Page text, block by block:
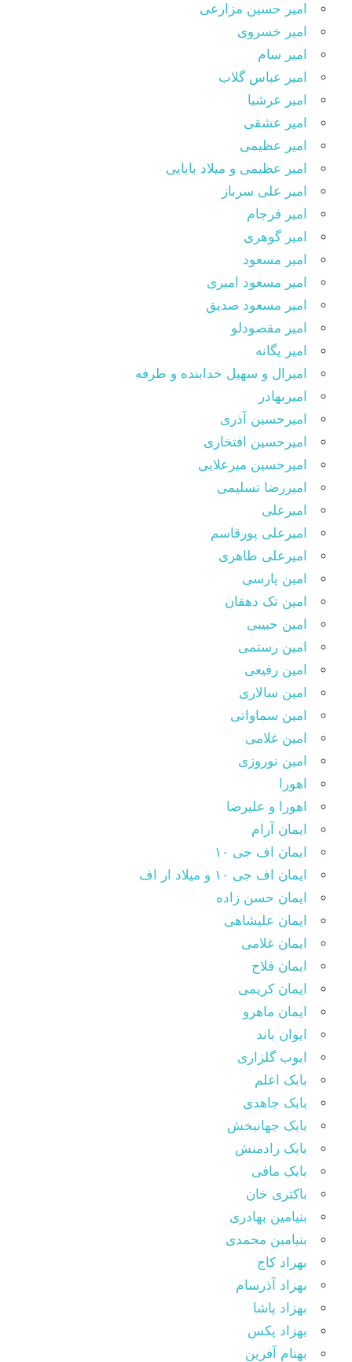
امیر حسین مزارعی
امیر خسروی
امیر سام
امیر عباس گلاب
امیر عرشیا
امیر عشقی
امیر عظیمی
امیر عظیمی و میلاد بابایی
امیر علی سرباز
امیر فرجام
امیر گوهری
امیر مسعود
امیر مسعود امیری
امیر مسعود صدیق
امیر مقصودلو
امیر یگانه
امیرال و سهیل خدابنده و طرفه
امیربهادر
امیرحسین آذری
امیرحسین افتخاری
امیرحسین میرعلایی
امیررضا تسلیمی
امیرعلی
امیرعلی پورقاسم
امیرعلی طاهری
امین پارسی
امین تک دهقان
امین حبیبی
امین رستمی
امین رفیعی
امین سالاری
امین سماواتی
امین غلامی
امین نوروزی
اهورا
اهورا و علیرضا
ایمان آرام
ایمان اف جی ۱۰
ایمان اف جی ۱۰ و میلاد ار اف
ایمان حسن زاده
ایمان علیشاهی
ایمان غلامی
ایمان فلاح
ایمان کریمی
ایمان ماهرو
ایوان باند
ایوب گلزاری
بابک اعلم
بابک جاهدی
بابک جهانبخش
بابک رادمنش
بابک مافی
باکتری خان
بنیامین بهادری
بنیامین محمدی
بهراد کاج
بهزاد آذرسام
بهزاد پاشا
بهزاد پکس
بهنام آفرین